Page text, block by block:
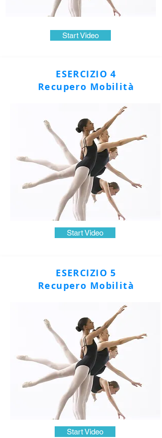
Start Video
ESERCIZIO 4
Recupero Mobilità
Start Video
ESERCIZIO 5
Recupero Mobilità
Start Video